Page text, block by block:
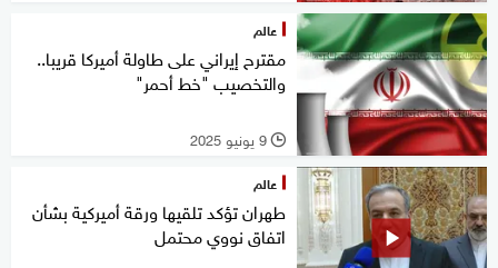
عالم
مقترح إيراني على طاولة أميركا قريبا..
والتخصيب "خط أحمر"
l 9 يونيو 2025
عالم
طهران تؤكد تلقيها ورقة أميركية بشأن
اتفاق نووي محتمل